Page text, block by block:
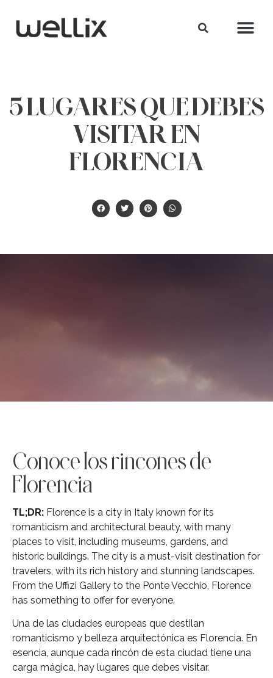
5 LUGARES QUE DEBES
VISITAR EN
FLORENCIA
Conoce los rincones de
Florencia
TL;DR: Florence is a city in Italy known for its
romanticism and architectural beauty, with many
places to visit, including museums, gardens, and
historic buildings. The city is a must-visit destination for
travelers, with its rich history and stunning landscapes.
From the Uffizi Gallery to the Ponte Vecchio, Florence
has something to offer for everyone.
Una de las ciudades europeas que destilan
romanticismo y belleza arquitectónica es Florencia. En
esencia, aunque cada rincón de esta ciudad tiene una
carga mágica, hay lugares que debes visitar.